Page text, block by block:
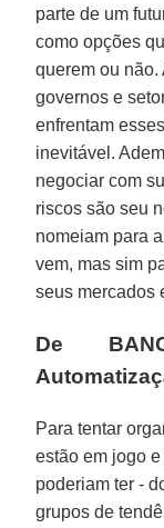
parte de um
como opções
querem ou não.
governos e
enfrentam
inevitável.
negociar com
riscos são seu
nomeiam para
vem, mas sim
seus mercados
De
Para tentar
estão em jogo
poderiam ter -
grupos de